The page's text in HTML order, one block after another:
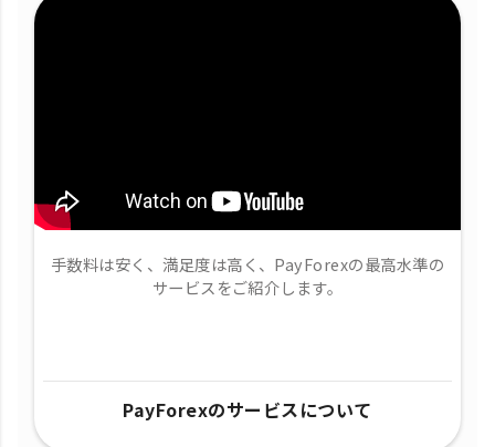
手数料は安く、満足度は高く、PayForexの最高水準の
サービスをご紹介します。
PayForexのサービスについて